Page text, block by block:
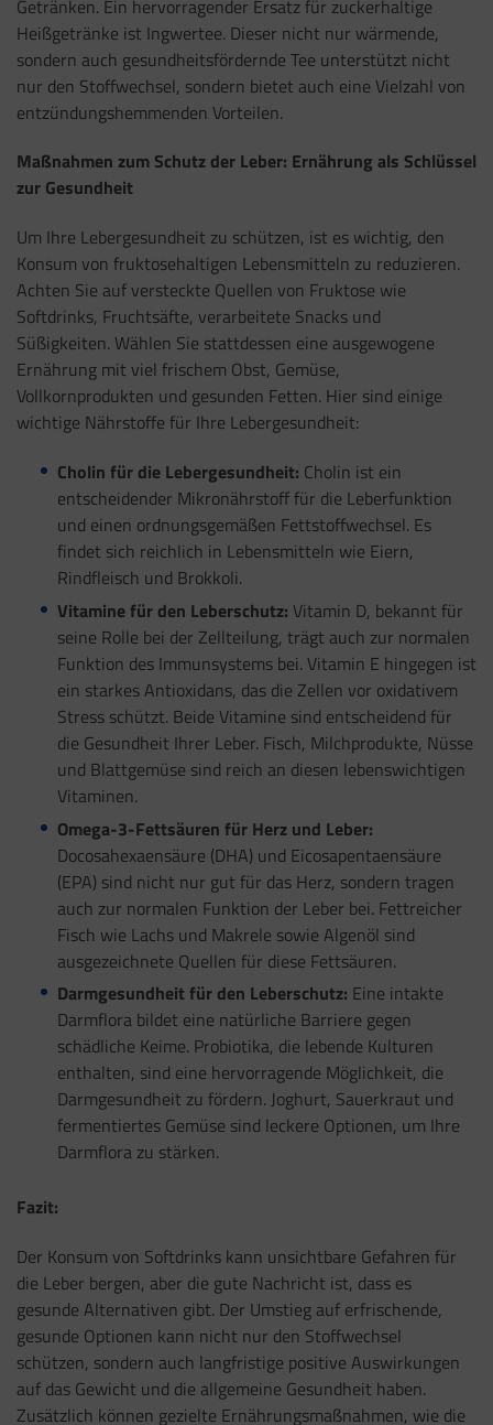
Getränken. Ein hervorragender Ersatz für zuckerhaltige
Heißgetränke ist Ingwertee. Dieser nicht nur wärmende,
sondern auch gesundheitsfördernde Tee unterstützt nicht
nur den Stoffwechsel, sondern bietet auch eine Vielzahl von
entzündungshemmenden Vorteilen.
Maßnahmen zum Schutz der Leber: Ernährung als Schlüssel
zur Gesundheit
Um Ihre Lebergesundheit zu schützen, ist es wichtig, den
Konsum von fruktosehaltigen Lebensmitteln zu reduzieren.
Achten Sie auf versteckte Quellen von Fruktose wie
Softdrinks, Fruchtsäfte, verarbeitete Snacks und
Süßigkeiten. Wählen Sie stattdessen eine ausgewogene
Ernährung mit viel frischem Obst, Gemüse,
Vollkornprodukten und gesunden Fetten. Hier sind einige
wichtige Nährstoffe für Ihre Lebergesundheit:
Cholin für die Lebergesundheit: Cholin ist ein
entscheidender Mikronährstoff für die Leberfunktion
und einen ordnungsgemäßen Fettstoffwechsel. Es
findet sich reichlich in Lebensmitteln wie Eiern,
Rindfleisch und Brokkoli.
Vitamine für den Leberschutz: Vitamin D, bekannt für
seine Rolle bei der Zellteilung, trägt auch zur normalen
Funktion des Immunsystems bei. Vitamin E hingegen ist
ein starkes Antioxidans, das die Zellen vor oxidativem
Stress schützt. Beide Vitamine sind entscheidend für
die Gesundheit Ihrer Leber. Fisch, Milchprodukte, Nüsse
und Blattgemüse sind reich an diesen lebenswichtigen
Vitaminen.
Omega-3-Fettsäuren für Herz und Leber:
Docosahexaensäure (DHA) und Eicosapentaensäure
(EPA) sind nicht nur gut für das Herz, sondern tragen
auch zur normalen Funktion der Leber bei. Fettreicher
Fisch wie Lachs und Makrele sowie Algenöl sind
ausgezeichnete Quellen für diese Fettsäuren.
Darmgesundheit für den Leberschutz: Eine intakte
Darmflora bildet eine natürliche Barriere gegen
schädliche Keime. Probiotika, die lebende Kulturen
enthalten, sind eine hervorragende Möglichkeit, die
Darmgesundheit zu fördern. Joghurt, Sauerkraut und
fermentiertes Gemüse sind leckere Optionen, um Ihre
Darmflora zu stärken.
Fazit:
Der Konsum von Softdrinks kann unsichtbare Gefahren für
die Leber bergen, aber die gute Nachricht ist, dass es
gesunde Alternativen gibt. Der Umstieg auf erfrischende,
gesunde Optionen kann nicht nur den Stoffwechsel
schützen, sondern auch langfristige positive Auswirkungen
auf das Gewicht und die allgemeine Gesundheit haben.
Zusätzlich können gezielte Ernährungsmaßnahmen, wie die